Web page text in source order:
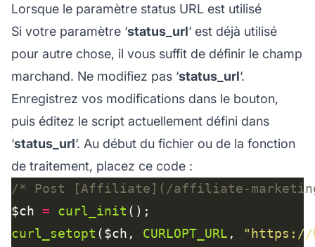
Lorsque le paramètre status URL est utilisé
Si votre paramètre ‘status_url‘ est déjà utilisé
pour autre chose, il vous suffit de définir le champ
marchand. Ne modifiez pas ‘status_url‘.
Enregistrez vos modifications dans le bouton,
puis éditez le script actuellement défini dans
‘status_url‘. Au début du fichier ou de la fonction
de traitement, placez ce code :
/* Post [Affiliate](/affiliate-
$ch = curl_init
curl_setopt ($ch, CURLOPT_URL ,
"https://